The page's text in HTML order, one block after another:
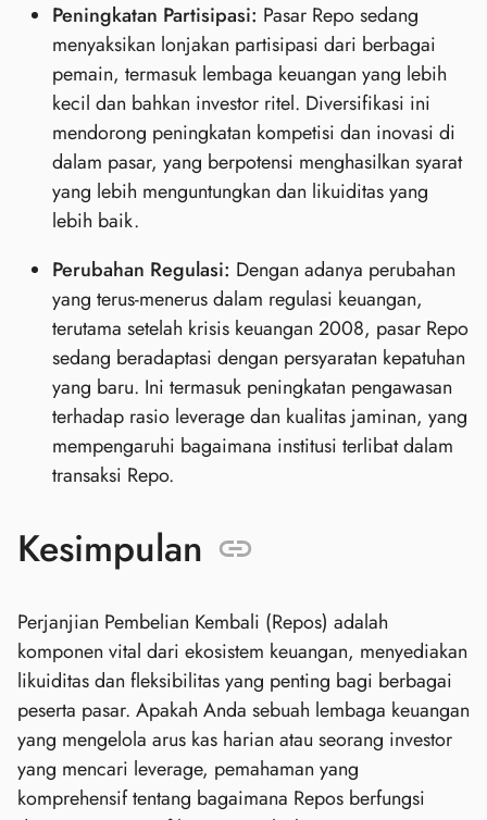
Peningkatan Partisipasi: Pasar Repo sedang
menyaksikan lonjakan partisipasi dari berbagai
pemain, termasuk lembaga keuangan yang lebih
kecil dan bahkan investor ritel. Diversifikasi ini
mendorong peningkatan kompetisi dan inovasi di
dalam pasar, yang berpotensi menghasilkan syarat
yang lebih menguntungkan dan likuiditas yang
lebih baik.
Perubahan Regulasi: Dengan adanya perubahan
yang terus-menerus dalam regulasi keuangan,
terutama setelah krisis keuangan 2008, pasar Repo
sedang beradaptasi dengan persyaratan kepatuhan
yang baru. Ini termasuk peningkatan pengawasan
terhadap rasio leverage dan kualitas jaminan, yang
mempengaruhi bagaimana institusi terlibat dalam
transaksi Repo.
Kesimpulan
Perjanjian Pembelian Kembali (Repos) adalah
komponen vital dari ekosistem keuangan, menyediakan
likuiditas dan fleksibilitas yang penting bagi berbagai
peserta pasar. Apakah Anda sebuah lembaga keuangan
yang mengelola arus kas harian atau seorang investor
yang mencari leverage, pemahaman yang
komprehensif tentang bagaimana Repos berfungsi